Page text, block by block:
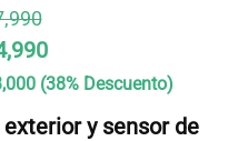
(38% Descuento)
y sensor de